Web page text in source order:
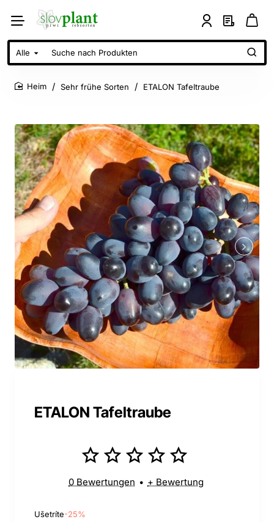
Alle
Suche
nach
Produkten
Sehr frühe Sorten ETALON Tafeltraube
ETALON Tafeltraube
0 Bewertungen • + Bewertung
Ušetríte-25%